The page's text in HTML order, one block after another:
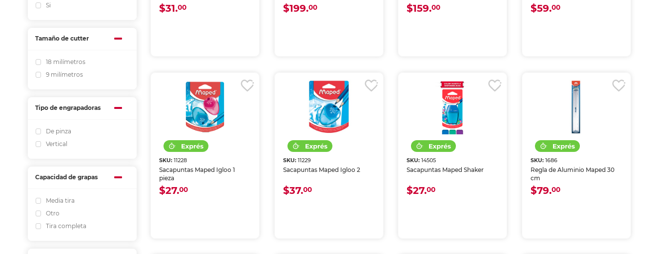
Si
Tamaño de cutter
18 milímetros
9 milímetros
Tipo de engrapadoras
De pinza
Vertical
Capacidad de grapas
Media tira
Otro
Tira completa
$31.00 $199.00 $159.00
Negro
$59.00
SKU:11228
Sacapuntas Maped Igloo 1
pieza
$27.00
SKU: 11229
Sacapuntas Maped Igloo 2
$37.00
SKU:14505
Sacapuntas Maped Shaker
$27.00
SKU: 1686
Regla de Aluminio Maped 30
cm
$79.00